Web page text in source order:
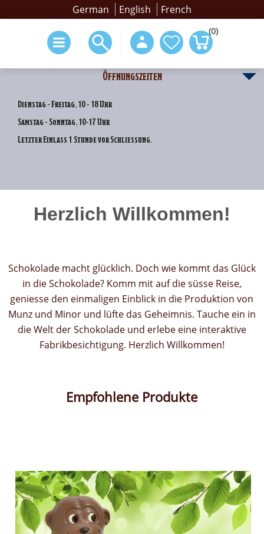
German English French
(0)
Öffnungszeiten
Dienstag - Freitag, 10 - 18 Uhr
Samstag - Sonntag, 10-17 Uhr
Letzter Einlass 1 Stunde vor Schliessung.
Herzlich Willkommen!
Schokolade macht glücklich. Doch wie kommt das Glück
in die Schokolade? Komm mit auf die süsse Reise,
geniesse den einmaligen Einblick in die Produktion von
Munz und Minor und lüfte das Geheimnis. Tauche ein in
die Welt der Schokolade und erlebe eine interaktive
Fabrikbesichtigung. Herzlich Willkommen!
Empfohlene Produkte